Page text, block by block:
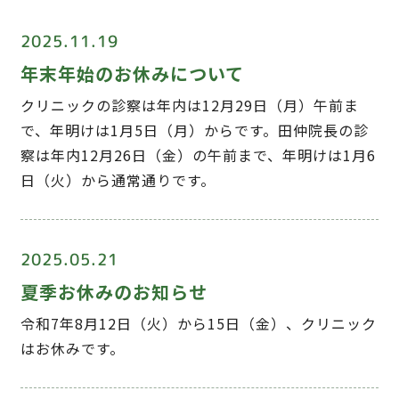
2025.11.19
年末年始のお休みについて
クリニックの診察は年内は12月29日（月）午前ま
で、年明けは1月5日（月）からです。田仲院長の診
察は年内12月26日（金）の午前まで、年明けは1月6
日（火）から通常通りです。
2025.05.21
夏季お休みのお知らせ
令和7年8月12日（火）から15日（金）、クリニック
はお休みです。